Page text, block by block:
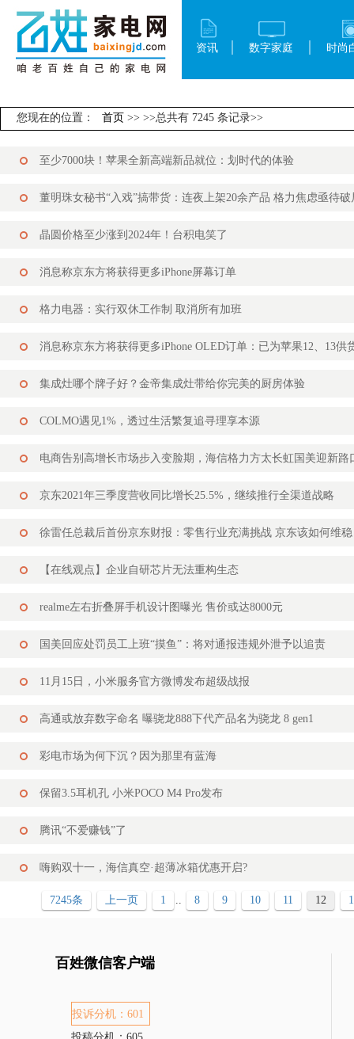
资讯 数字家庭 时尚
您现在的位置： 首页 >> >>总共有 7245 条记录>>
至少7000块！苹果全新高端新品就位：划时代的体验
董明珠女秘书“入戏”搞带货：连夜上架20余产品 格力焦虑亟待破
晶圆价格至少涨到2024年！台积电笑了
消息称京东方将获得更多iPhone屏幕订单
格力电器：实行双休工作制 取消所有加班
消息称京东方将获得更多iPhone OLED订单：已为苹果12、13供
集成灶哪个牌子好？金帝集成灶带给你完美的厨房体验
COLMO遇见1%，透过生活繁复追寻理享本源
电商告别高增长市场步入变脸期，海信格力方太长虹国美迎新路
京东2021年三季度营收同比增长25.5%，继续推行全渠道战略
徐雷任总裁后首份京东财报：零售行业充满挑战 京东该如何维
【在线观点】企业自研芯片无法重构生态
realme左右折叠屏手机设计图曝光 售价或达8000元
国美回应处罚员工上班“摸鱼”：将对通报违规外泄予以追责
11月15日，小米服务官方微博发布超级战报
高通或放弃数字命名 曝骁龙888下代产品名为骁龙 8 gen1
彩电市场为何下沉？因为那里有蓝海
保留3.5耳机孔 小米POCO M4 Pro发布
腾讯“不爱赚钱”了
嗨购双十一，海信真空·超薄冰箱优惠开启?
7245条 上一页 1 .. 8 9 10 11 12
百姓微信客户端
投诉分机：601